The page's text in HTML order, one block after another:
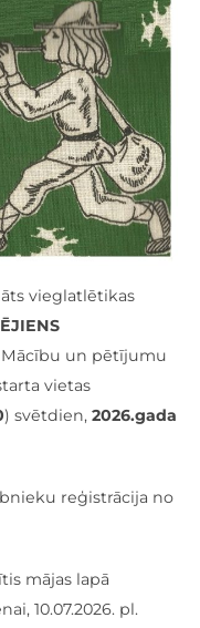
vieglatlētikas
un pētījumu
vietas
) svētdien, 2026.gada
reģistrācija no
mājas lapā
10.07.2026. pl.